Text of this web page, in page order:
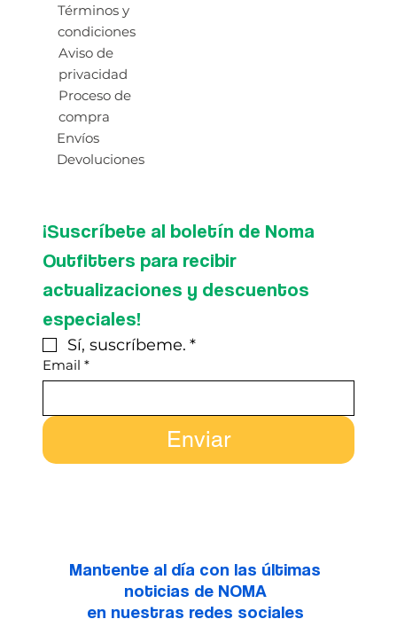
Términos y
condiciones
Aviso de
privacidad
Proceso de
compra
Envíos
Devoluciones
¡Suscríbete al boletín de Noma
Outfitters para recibir
actualizaciones y descuentos
especiales!
Sí, suscríbeme. *
Email *
Enviar
Mantente al día con las últimas
noticias de NOMA
en nuestras redes sociales